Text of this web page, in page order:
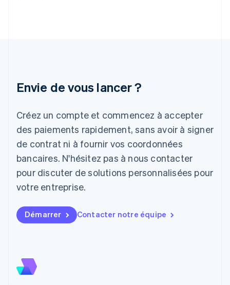
Envie de vous lancer ?
Créez un compte et commencez à accepter
des paiements rapidement, sans avoir à signer
de contrat ni à fournir vos coordonnées
bancaires. N'hésitez pas à nous contacter
pour discuter de solutions personnalisées pour
votre entreprise.
Démarrer Contacter notre équipe
English
Italie
Japon
日本語
Lettonie
English
Liechtenstein
DeutschEnglish
English
Français DeutschEnglish
Malaisie
Mexique
Español